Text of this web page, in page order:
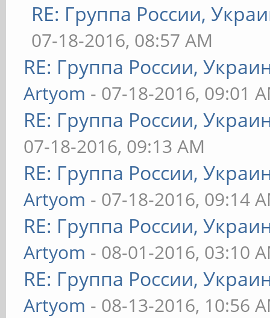
RE: Группа России,
07-18-2016, 08:57 AM
RE: Группа России,
Artyom - 07-18-2016, 09:01
RE: Группа России,
07-18-2016, 09:13 AM
RE: Группа России,
Artyom - 07-18-2016, 09:14
RE: Группа России,
Artyom - 08-01-2016, 03:10
RE: Группа России,
Artyom - 08-13-2016, 10:56